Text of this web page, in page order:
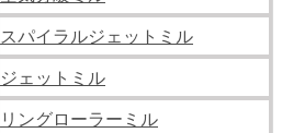
スパイラルジェットミル
ジェットミル
リングローラーミル